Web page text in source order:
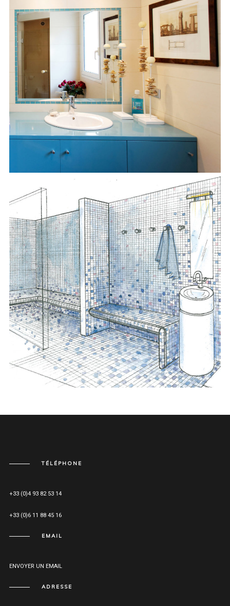
TÉLÉPHONE
+33 (0)4 93 82 53 14
+33 (0)6 11 88 45 16
EMAIL
ENVOYER UN EMAIL
ADRESSE